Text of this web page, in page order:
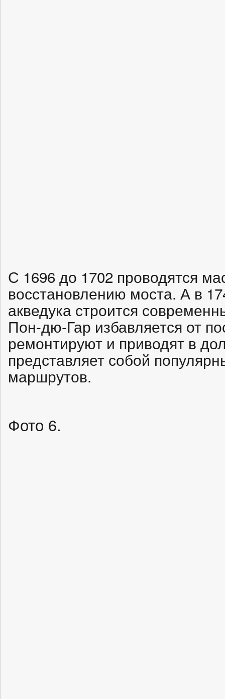
С 1696 до 1702 проводятся
восстановлению моста. А в
акведука строится
Пон-дю-Гар избавляется от
ремонтируют и приводят в
представляет собой
маршрутов.
Фото 6.